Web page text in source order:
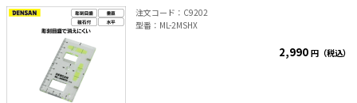
注文コード
C9202
型番
ML-2MSHX
2,990 円（税込）